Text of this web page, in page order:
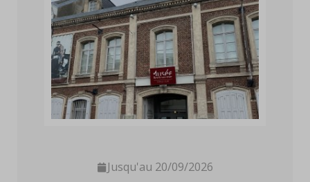
Jusqu'au 20/09/2026